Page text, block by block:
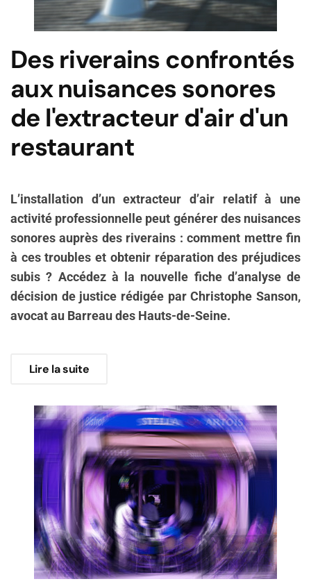
Des riverains confrontés
aux nuisances sonores
de l'extracteur d'air d'un
restaurant
L’installation d’un extracteur d’air relatif à une
activité professionnelle peut générer des nuisances
sonores auprès des riverains : comment mettre fin
à ces troubles et obtenir réparation des préjudices
subis ? Accédez à la nouvelle fiche d’analyse de
décision de justice rédigée par Christophe Sanson,
avocat au Barreau des Hauts-de-Seine.
Lire la suite